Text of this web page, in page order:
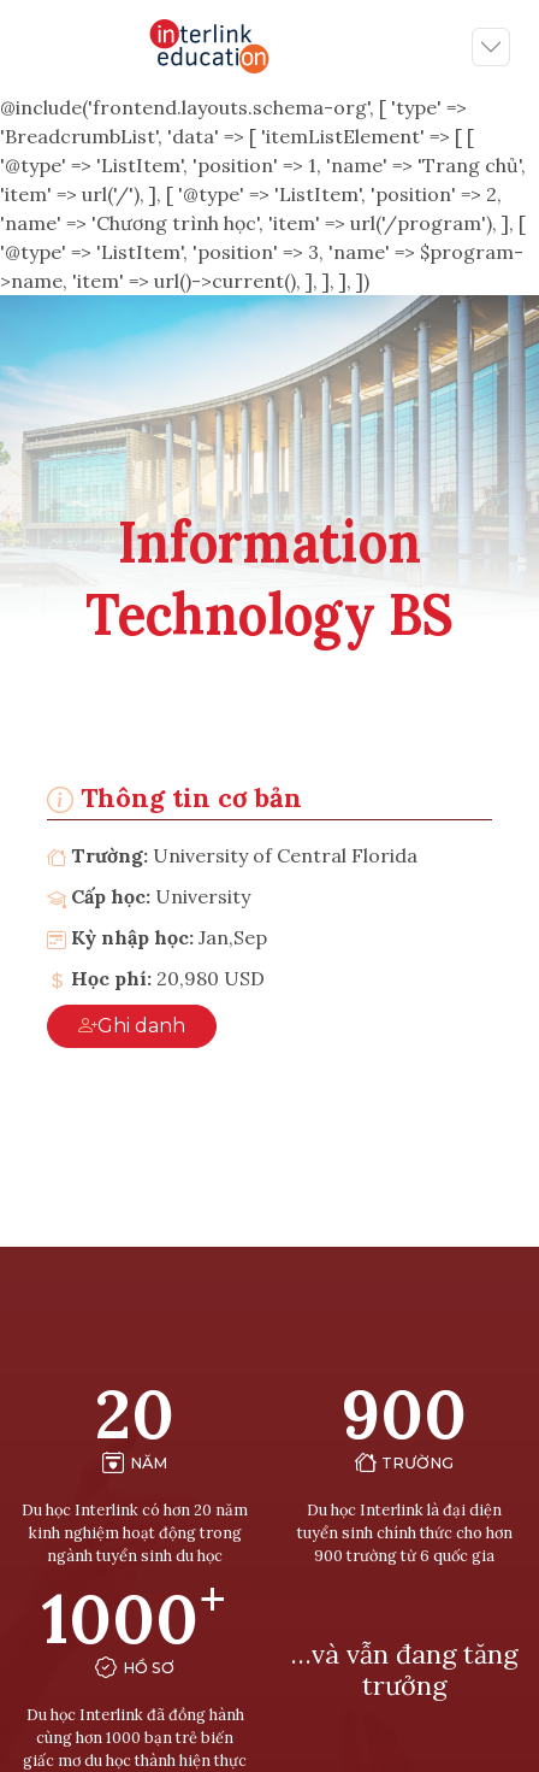
@include('frontend.layouts.schema-org', [ 'type' =>
'BreadcrumbList', 'data' => [ 'itemListElement' => [ [
'@type' => 'ListItem', 'position' => 1, 'name' => 'Trang chủ',
'item' => url('/'), ], [ '@type' => 'ListItem', 'position' => 2,
'name' => 'Chương trình học', 'item' => url('/program'), ], [
'@type' => 'ListItem', 'position' => 3, 'name' => $program-
>name, 'item' => url()->current(), ], ], ], ])
Information
Technology BS
Thông tin cơ bản
Trường: University of Central Florida
Cấp học: University
Kỳ nhập học: Jan,Sep
Học phí: 20,980 USD
Ghi danh
20
NĂM
Du học Interlink có hơn 20 năm
kinh nghiệm hoạt động trong
ngành tuyển sinh du học
900
TRƯỜNG
Du học Interlink là đại diện
tuyển sinh chính thức cho hơn
900 trường từ 6 quốc gia
1000+
HỒ SƠ
Du học Interlink đã đồng hành
cùng hơn 1000 bạn trẻ biến
giấc mơ du học thành hiện thực
…và vẫn đang tăng
trưởng